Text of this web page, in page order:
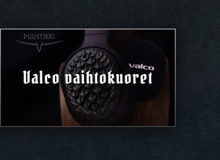
Valco vaihtokuoret